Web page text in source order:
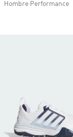
Hombre Performance